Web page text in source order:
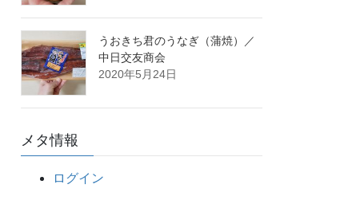
うおきち君のうなぎ（蒲焼）／
中日交友商会
2020年5月24日
メタ情報
ログイン